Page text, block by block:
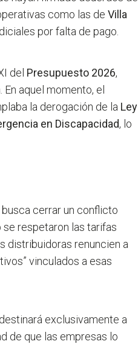
como las deVilla
por falta de pago.
del Presupuesto 2026,
aquel momento, el
la derogación de la Ley
en Discapacidad, lo
cerrar un conflicto
respetaron las tarifas
distribuidoras renuncien a
vinculados a esas
exclusivamente a
de que las empresas lo